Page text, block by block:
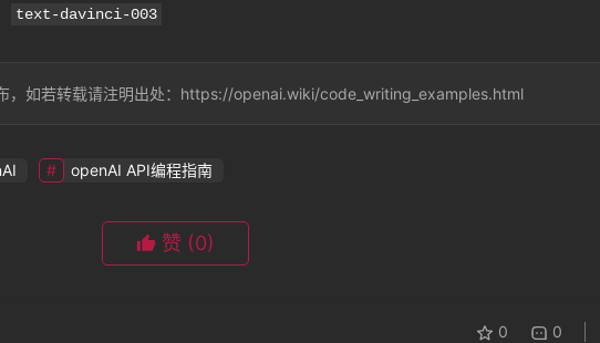
text-davinci-003
，如若转载请注明出处：https://openai.wiki/code_writing_examples.html
openAI API编程指南
赞 (0)
0 0